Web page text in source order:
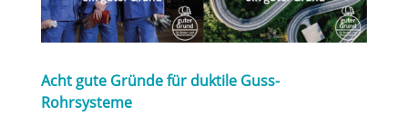
Acht gute Gründe für duktile Guss-
Rohrsysteme